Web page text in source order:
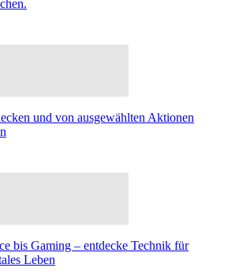
und von ausgewählten Aktionen
bis Gaming – entdecke Technik für
Leben